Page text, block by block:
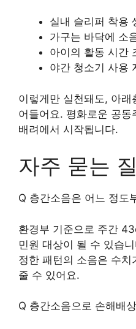
실내 슬리퍼 착용
가구는 바닥에 소
아이의 활동 시간
야간 청소기 사용
이렇게만 실천돼도, 아
어들어요. 평화로운 공
배려에서 시작됩니다.
자주 묻는
Q 층간소음은 어느 정도
환경부 기준으로 주간
민원 대상이 될 수 있습
정한 패턴의 소음은 수
줄 수 있어요.
Q 층간소음으로 손해배